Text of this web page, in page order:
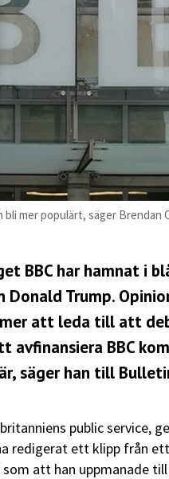
mer populärt, säger Brendan
BBC har hamnat i
Trump.
att leda till att
BBC
säger han till
public service,
redigerat ett klipp från
att han uppmanade